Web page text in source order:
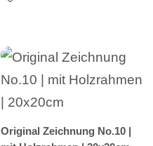
Original Zeichnung No.10 |